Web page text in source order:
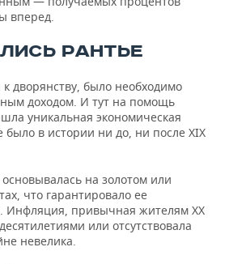
вперед.
РАНТЬЕ
дворянству, было необходимо
доходом. И тут на помощь
уникальная экономическая
было в истории ни до, ни после XIX
на золотом или
что гарантировало ее
Инфляция, привычная жителям XX
или отсутствовала
невелика.